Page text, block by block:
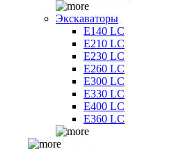
Экскаваторы
E140 LC
E210 LC
E230 LC
E260 LC
E300 LC
E330 LC
E400 LC
E360 LC